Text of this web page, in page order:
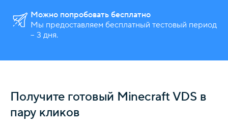
Можно попробовать бесплатно
Мы предоставляем бесплатный тестовый период
– 3 дня.
Получите готовый Minecraft VDS в
пару кликов